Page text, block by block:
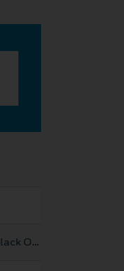
Látka Onyx v černé - Black Onyx